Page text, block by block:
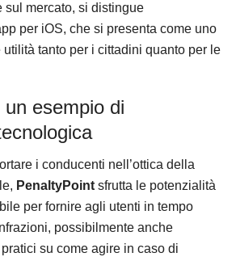
sul mercato, si distingue
per iOS, che si presenta come uno
tanto per i cittadini quanto per le
esempio di
i conducenti nell’ottica della
PenaltyPoint sfrutta le potenzialità
per fornire agli utenti in tempo
possibilmente anche
su come agire in caso di